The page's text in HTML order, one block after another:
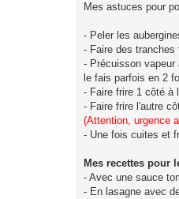
e
Mes astuces pour
- Peler les
- Faire des
- Précuisson
le fais parfois en 2
- Faire frire 1 côté à
- Faire frire l'autre
(Attention, urgence
- Une fois cuites et
Mes recettes pour
- Avec une sauce
- En lasagne avec